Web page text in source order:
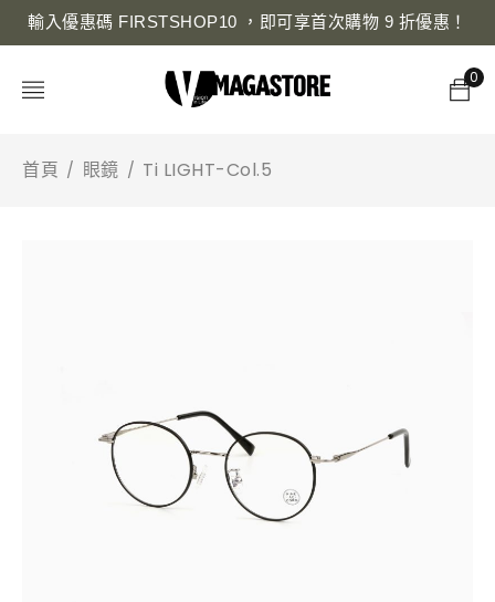
輸入優惠碼 FIRSTSHOP10 ，即可享首次購物 9 折優惠！
0
首頁 / 眼鏡 / Ti LIGHT-Col.5